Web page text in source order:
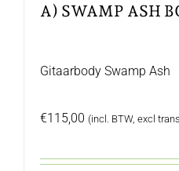
A) SWAMP ASH
Gitaarbody Swamp Ash
€115,00 (incl. BTW, excl